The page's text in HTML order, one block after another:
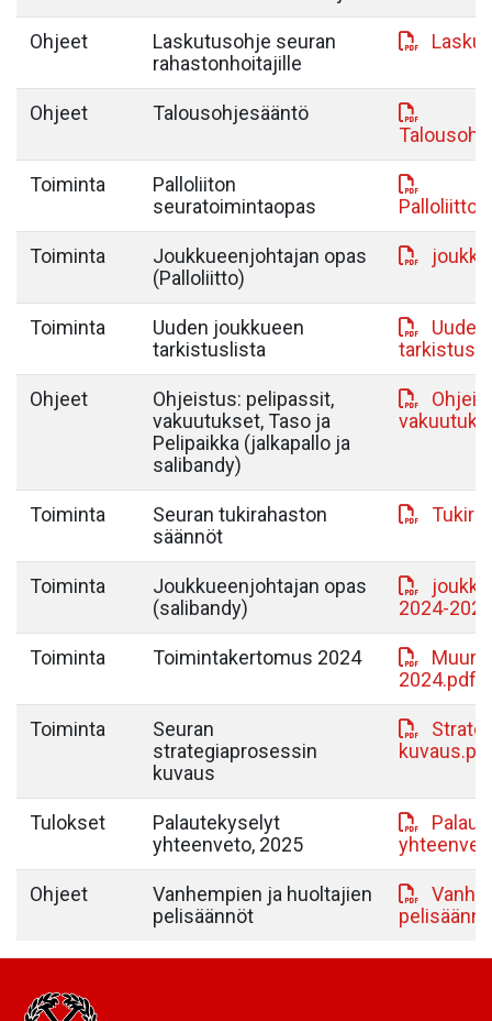
Ohjeet
Laskutusohje seuran
rahastonhoitajille
Ohjeet
Talousohjesääntö
Toiminta
Palloliiton
seuratoimintaopas
Toiminta
Joukkueenjohtajan opas
(Palloliitto)
Toiminta
Uuden joukkueen
tarkistuslista
Ohjeet
Ohjeistus: pelipassit,
vakuutukset, Taso ja
Pelipaikka (jalkapallo ja
salibandy)
Toiminta
Seuran tukirahaston
säännöt
Toiminta
Joukkueenjohtajan opas
(salibandy)
2024-
Toiminta Toimintakertomus 2024
2024.pdf
Toiminta
Seuran
strategiaprosessin
kuvaus
Tulokset
Palautekyselyt
yhteenveto, 2025
Ohjeet
Vanhempien ja huoltajien
pelisäännöt